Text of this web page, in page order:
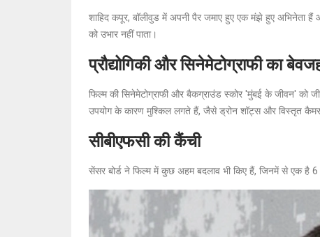
शाहिद कपूर, बॉलीवुड में अपनी पैर जमाए हुए एक मंझे हुए अभिनेता हैं
को उभार नहीं पाता।
प्रौद्योगिकी और सिनेमेटोग्राफी का
फिल्म की सिनेमेटोग्राफी और बैकग्राउंड स्कोर 'मुंबई के जीवन' को
उपयोग के कारण मुश्किल लगते हैं, जैसे ड्रोन शॉट्स और विस्तृत
सीबीएफसी की कैंची
सेंसर बोर्ड ने फिल्म में कुछ अहम बदलाव भी किए हैं, जिनमें से एक है